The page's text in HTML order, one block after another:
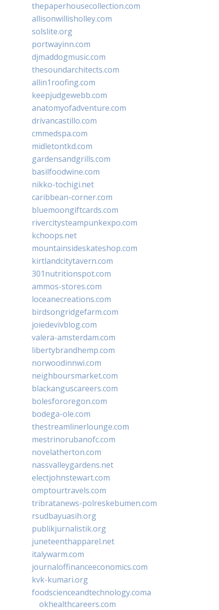
thepaperhousecollection.com
allisonwillisholley.com
solslite.org
portwayinn.com
djmaddogmusic.com
thesoundarchitects.com
allin1roofing.com
keepjudgewebb.com
anatomyofadventure.com
drivancastillo.com
cmmedspa.com
midletontkd.com
gardensandgrills.com
basilfoodwine.com
nikko-tochigi.net
caribbean-corner.com
bluemoongiftcards.com
rivercitysteampunkexpo.com
kchoops.net
mountainsideskateshop.com
kirtlandcitytavern.com
301nutritionspot.com
ammos-stores.com
loceanecreations.com
birdsongridgefarm.com
joiedevivblog.com
valera-amsterdam.com
libertybrandhemp.com
norwoodinnwi.com
neighboursmarket.com
blackanguscareers.com
bolesfororegon.com
bodega-ole.com
thestreamlinerlounge.com
mestrinorubanofc.com
novelatherton.com
nassvalleygardens.net
electjohnstewart.com
omptourtravels.com
tribratanews-polreskebumen.com
rsudbayuasih.org
publikjurnalistik.org
juneteenthapparel.net
italywarm.com
journaloffinanceeconomics.com
kvk-kumari.org
foodscienceandtechnology.coma
okhealthcareers.com